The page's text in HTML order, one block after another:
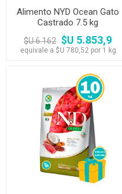
Alimento NYD Ocean Gato
Castrado 7.5 kg
$U 6.162 $U 5.853,9
equivale a $U 780,52 por 1 kg